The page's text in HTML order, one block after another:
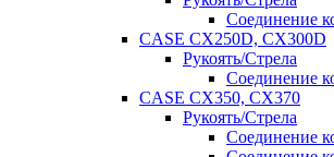
Соединение
CASE CX250D, CX300D
Рукоять/Стрела
Соединение
CASE CX350, CX370
Рукоять/Стрела
Соединение